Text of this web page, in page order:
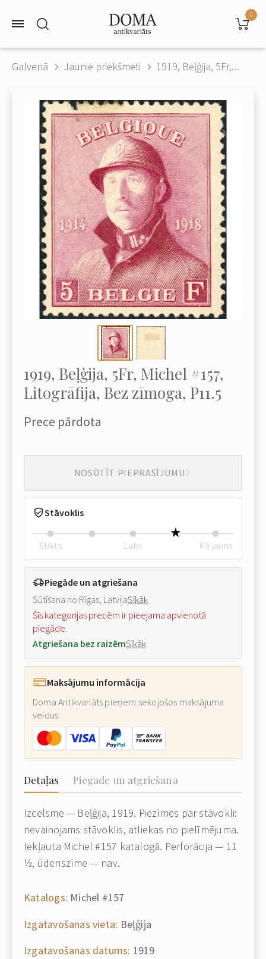
0
Galvenā Jaunie priekšmeti 1919, Beļģija, 5Fr,...
1919, Beļģija, 5Fr, Michel #157,
Litogrāfija, Bez zīmoga, P11.5
Prece pārdota
NOSŪTĪT PIEPRASĪJUMU
Stāvoklis
Slikts Labs Kā jauns
Piegāde un atgriešana
Sūtīšana no Rīgas, LatvijaSīkāk
Šīs kategorijas precēm ir pieejama apvienotā
piegāde.
Atgriešana bez raizēmSīkāk
Maksājumu informācija
Doma Antikvariāts pieņem sekojošos maksājuma
veidus:
Detaļas Piegāde un atgriešana
Izcelsme — Beļģija, 1919. Piezīmes par stāvokli:
nevainojams stāvoklis, atliekas no pielīmējuma.
Iekļauta Michel #157 katalogā. Perforācija — 11
½, ūdenszīme — nav.
Katalogs: Michel #157
Izgatavošanas vieta: Beļģija
Izgatavošanas datums: 1919